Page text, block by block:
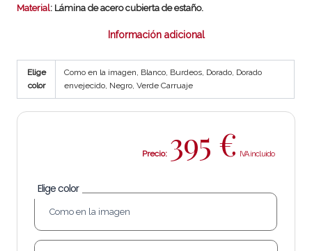
Material: Lámina de acero cubierta de estaño.
Información adicional
Elige
color
Como en la imagen, Blanco, Burdeos, Dorado, Dorado
envejecido, Negro, Verde Carruaje
Precio: 395 €
Elige color